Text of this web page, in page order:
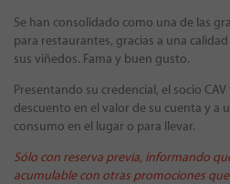
Se han consolidado como una de las
para restaurantes, gracias a una
sus viñedos. Fama y buen gusto.
Presentando su credencial, el socio
descuento en el valor de su cuenta y a
consumo en el lugar o para llevar.
Sólo con reserva previa, informando
acumulable con otras promociones